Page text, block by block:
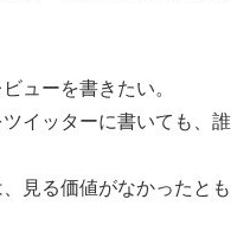
ューを書きたい。
イッターに書いても、誰
見る価値がなかったとも